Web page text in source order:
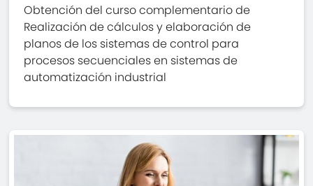
Obtención del curso complementario de
Realización de cálculos y elaboración de
planos de los sistemas de control para
procesos secuenciales en sistemas de
automatización industrial